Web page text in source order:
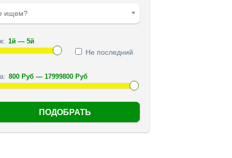
ищем?
Не последний